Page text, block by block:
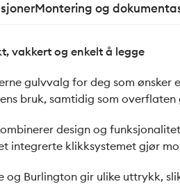
Montering og
vakkert og enkelt å legge
gulvvalg for deg som
bruk, samtidig som
design og
integrerte klikksystemet gjør
og Burlington gir ulike uttrykk,